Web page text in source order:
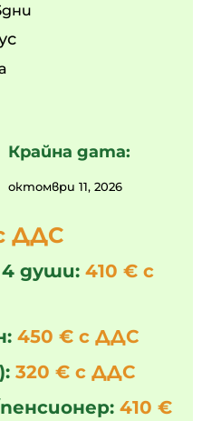
Крайна дата:
октомври 11, 2026
ДДС
4 души: 410 € с
450 € с ДДС
320 € с ДДС
410 €